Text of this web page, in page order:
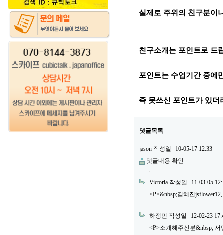
실제로 주위의 친구분이
친구소개는 포인트로 드
포인트는 수업기간 중에
즉 못쓰신 포인트가 있더
댓글목록
jason 작성일
10-05-17 12:33
댓글내용 확인
Victoria 작성일
11-03-05
<P>&nbsp;김혜진
하정민 작성일
12-02-23
<P>소개해주신분&nbsp; 서